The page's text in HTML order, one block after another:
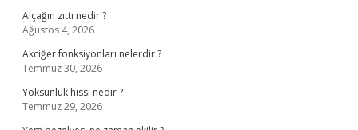
Alçağın zıttı nedir ?
Ağustos 4, 2026
Akciğer fonksiyonları nelerdir ?
Temmuz 30, 2026
Yoksunluk hissi nedir ?
Temmuz 29, 2026